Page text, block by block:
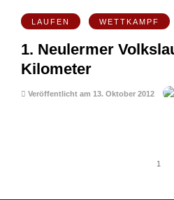
LAUFEN WETTKAMPF
1. Neulermer
Kilometer
Veröffentlicht am 13. Oktober 2012
1